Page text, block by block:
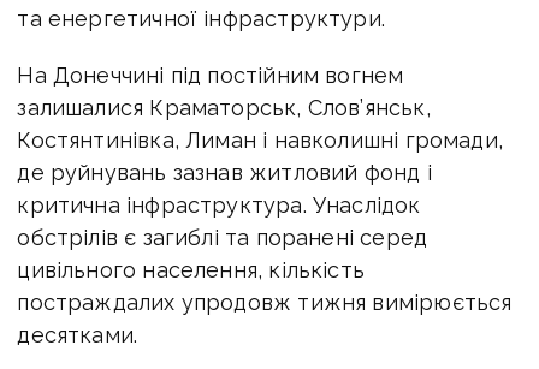
та енергетичної інфраструктури.
На Донеччині під постійним вогнем
залишалися Краматорськ, Слов’янськ,
Костянтинівка, Лиман і навколишні громади,
де руйнувань зазнав житловий фонд і
критична інфраструктура. Унаслідок
обстрілів є загиблі та поранені серед
цивільного населення, кількість
постраждалих упродовж тижня вимірюється
десятками.